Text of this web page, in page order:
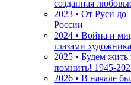
созданная
2023 • От Руси до
России
2024 • Война и
глазами художника
2025 • Будем жить
помнить! 1945-
2026 • В начале